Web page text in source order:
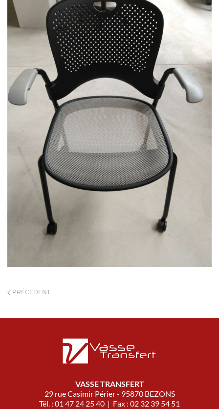
PRÉCÉDENT
VASSE TRANSFERT
29 rue Casimir Périer - 95870 BEZONS
Tél. : 01 47 24 25 40 | Fax : 02 32 39 54 51